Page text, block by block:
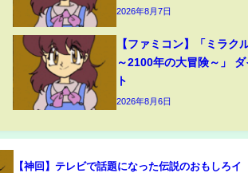
2026年8月7日
【ファミコン】「ミラク
～2100年の大冒険～」 ダ
ト
2026年8月6日
【神回】テレビで話題になった伝説のおもしろイ